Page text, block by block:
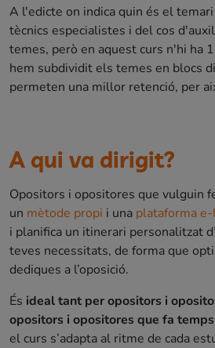
A l'edicte on indica quin és el
tècnics especialistes i del cos
temes, però en aquest curs n'hi ha
hem subdividit els temes en blocs
permeten una millor retenció, per
A qui va dirigit?
Opositors i opositores que vulguin
un mètode propi i una plataforma
i planifica un itinerari personalitzat
teves necessitats, de forma que
dediques a l’oposició.
És ideal tant per opositors i
opositors i opositores que fa
el curs s’adapta al ritme de cada